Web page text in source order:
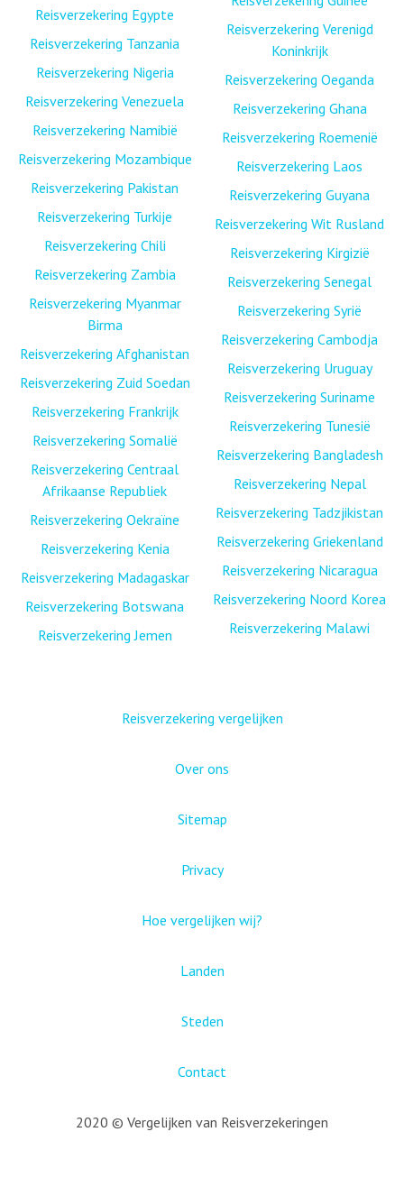
Reisverzekering Egypte
Reisverzekering Tanzania
Reisverzekering Nigeria
Reisverzekering Venezuela
Reisverzekering Namibië
Reisverzekering Mozambique
Reisverzekering Pakistan
Reisverzekering Turkije
Reisverzekering Chili
Reisverzekering Zambia
Reisverzekering Myanmar
Birma
Reisverzekering Afghanistan
Reisverzekering Zuid Soedan
Reisverzekering Frankrijk
Reisverzekering Somalië
Reisverzekering Centraal
Afrikaanse Republiek
Reisverzekering Oekraïne
Reisverzekering Kenia
Reisverzekering Madagaskar
Reisverzekering Botswana
Reisverzekering Jemen
Reisverzekering Verenigd
Koninkrijk
Reisverzekering Oeganda
Reisverzekering Ghana
Reisverzekering Roemenië
Reisverzekering Laos
Reisverzekering Guyana
Reisverzekering Wit Rusland
Reisverzekering Kirgizië
Reisverzekering Senegal
Reisverzekering Syrië
Reisverzekering Cambodja
Reisverzekering Uruguay
Reisverzekering Suriname
Reisverzekering Tunesië
Reisverzekering Bangladesh
Reisverzekering Nepal
Reisverzekering Tadzjikistan
Reisverzekering Griekenland
Reisverzekering Nicaragua
Reisverzekering Noord Korea
Reisverzekering Malawi
Reisverzekering vergelijken
Over ons
Sitemap
Privacy
Hoe vergelijken wij?
Landen
Steden
Contact
2020 © Vergelijken van Reisverzekeringen